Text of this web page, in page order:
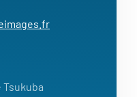
Tsukuba